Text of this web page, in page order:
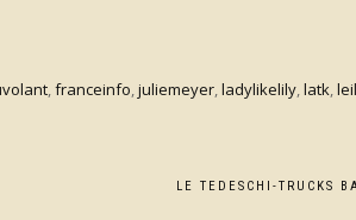
,franceinfo,juliemeyer,ladylikelily,latk,
LE TEDESCHI-TRUCKS